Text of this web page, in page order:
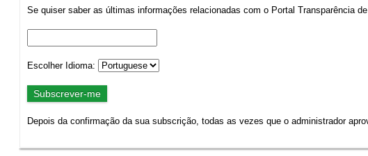
Se quiser saber as últimas informações relacionadas com o Portal Transparência
Escolher Idioma:
Depois da confirmação da sua subscrição, todas as vezes que o administrador